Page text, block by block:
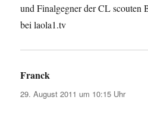
und Finalgegner der CL scouten
bei laola1.tv
Franck
29. August 2011 um 10:15 Uhr